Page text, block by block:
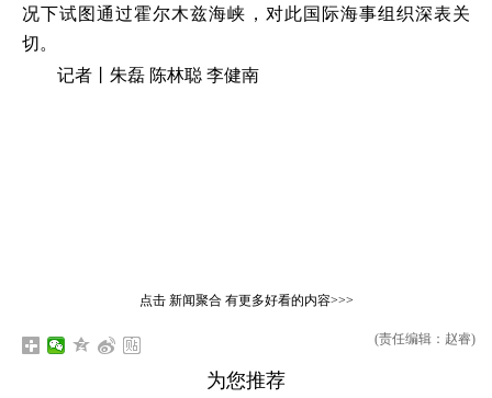
况下试图通过霍尔木兹海峡，对此国际海事组织深表关
切。
记者丨朱磊 陈林聪 李健南
点击 新闻聚合有更多好看的内容>>>
(责任编辑：赵睿)
为您推荐